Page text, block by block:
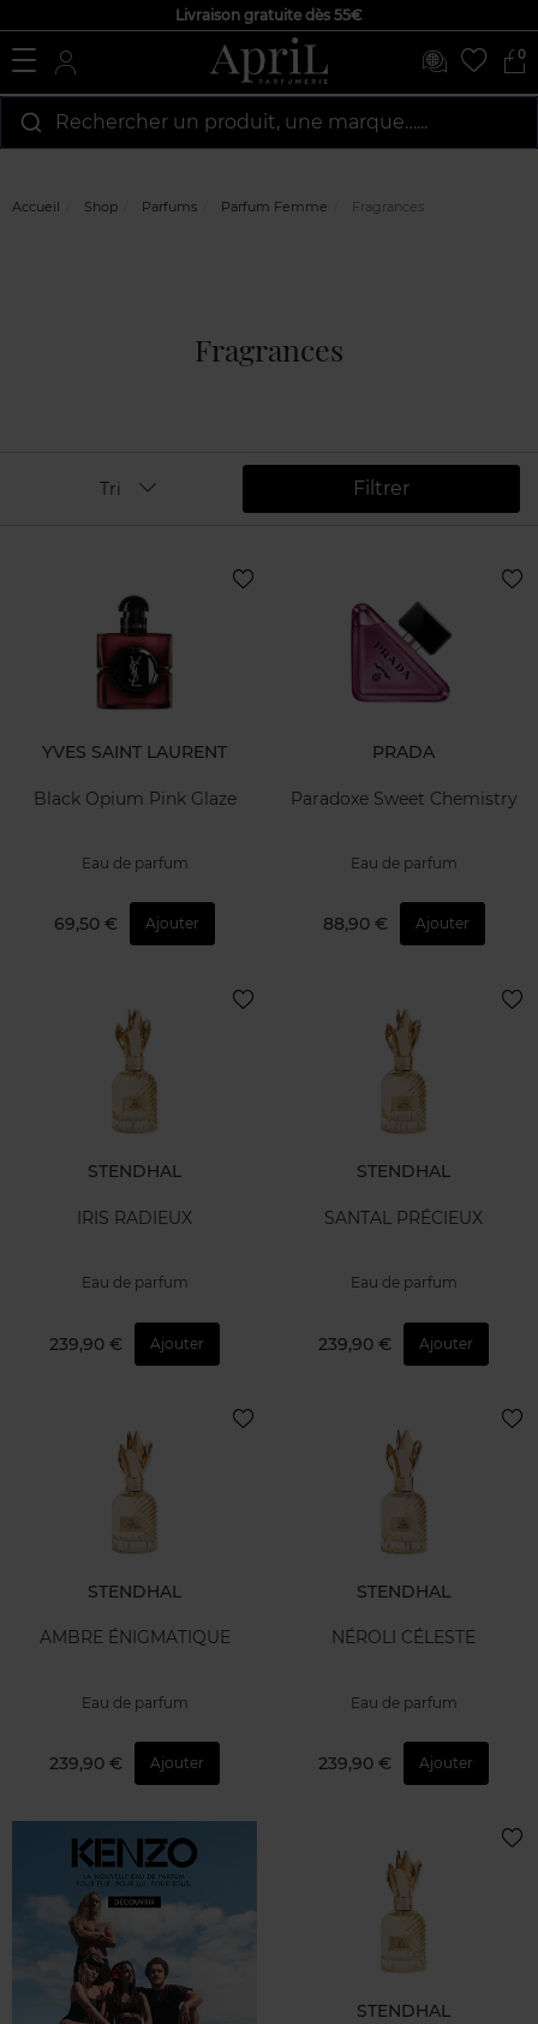
Livraison gratuite dès 55€
0
Rechercher un produit, une marque…...
Accueil Shop Parfums Parfum Femme Fragrances
Fragrances
Filtrer
Tri
YVES SAINT LAURENT
Black Opium Pink Glaze
Eau de parfum
69,50 € Ajouter
PRADA
Paradoxe Sweet Chemistry
Eau de parfum
88,90 € Ajouter
STENDHAL
IRIS RADIEUX
Eau de parfum
239,90 € Ajouter
STENDHAL
SANTAL PRÉCIEUX
Eau de parfum
239,90 € Ajouter
STENDHAL
AMBRE ÉNIGMATIQUE
Eau de parfum
239,90 € Ajouter
STENDHAL
NÉROLI CÉLESTE
Eau de parfum
239,90 € Ajouter
STENDHAL